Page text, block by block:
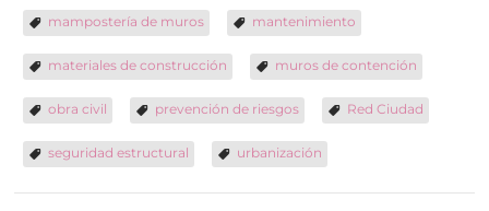
mampostería de muros mantenimiento
materiales de construcción muros de contención
obra civil prevención de riesgos Red Ciudad
seguridad estructural urbanización